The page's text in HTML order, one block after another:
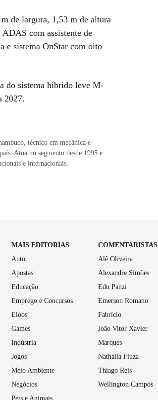
de largura, 1,53 m de altura
com assistente de
e sistema OnStar com oito
do sistema híbrido leve M-
2027.
técnico em mecânica e
Atua no segmento desde 1995 e
e internacionais.
MAIS EDITORIAS
Auto
Apostas
Educação
Emprego e Concursos
Eloos
Games
Indústria
Jogos
Meio Ambiente
Negócios
Pets e Animais
COMENTARISTAS
Alê Oliveira
Alexandre Simões
Edu Panzi
Emerson Romano
Fabrício
João Vitor Xavier
Marques
Nathália Fiuza
Thiago Reis
Wellington Campos